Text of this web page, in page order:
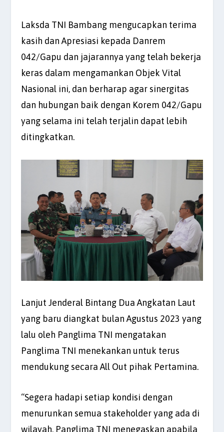
Laksda TNI Bambang mengucapkan terima
kasih dan Apresiasi kepada Danrem
042/Gapu dan jajarannya yang telah bekerja
keras dalam mengamankan Objek Vital
Nasional ini, dan berharap agar sinergitas
dan hubungan baik dengan Korem 042/Gapu
yang selama ini telah terjalin dapat lebih
ditingkatkan.
Lanjut Jenderal Bintang Dua Angkatan Laut
yang baru diangkat bulan Agustus 2023 yang
lalu oleh Panglima TNI mengatakan
Panglima TNI menekankan untuk terus
mendukung secara All Out pihak Pertamina.
“Segera hadapi setiap kondisi dengan
menurunkan semua stakeholder yang ada di
wilayah, Panglima TNI menegaskan apabila